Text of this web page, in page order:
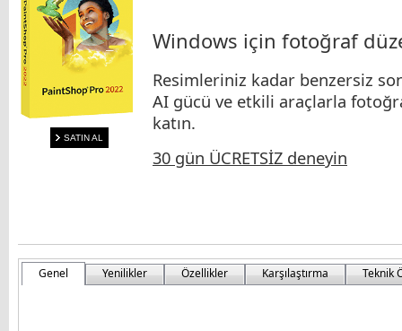
SATIN AL
Windows için fotoğraf
Resimleriniz kadar benzersiz
AI gücü ve etkili araçlarla
katın.
30 gün ÜCRETSİZ deneyin
Genel Yenilikler Özellikler Karşılaştırma Teknik